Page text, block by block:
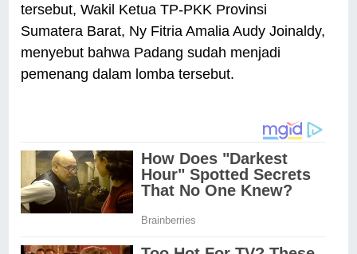
tersebut, Wakil Ketua TP-PKK Provinsi
Sumatera Barat, Ny Fitria Amalia Audy Joinaldy,
menyebut bahwa Padang sudah menjadi
pemenang dalam lomba tersebut.